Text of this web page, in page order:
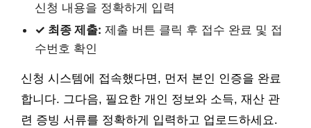
신청 내용을 정확하게 입력
✓ 최종 제출: 제출 버튼 클릭 후 접수 완료 및 접
수번호 확인
신청 시스템에 접속했다면, 먼저 본인 인증을 완료
합니다. 그다음, 필요한 개인 정보와 소득, 재산 관
련 증빙 서류를 정확하게 입력하고 업로드하세요.